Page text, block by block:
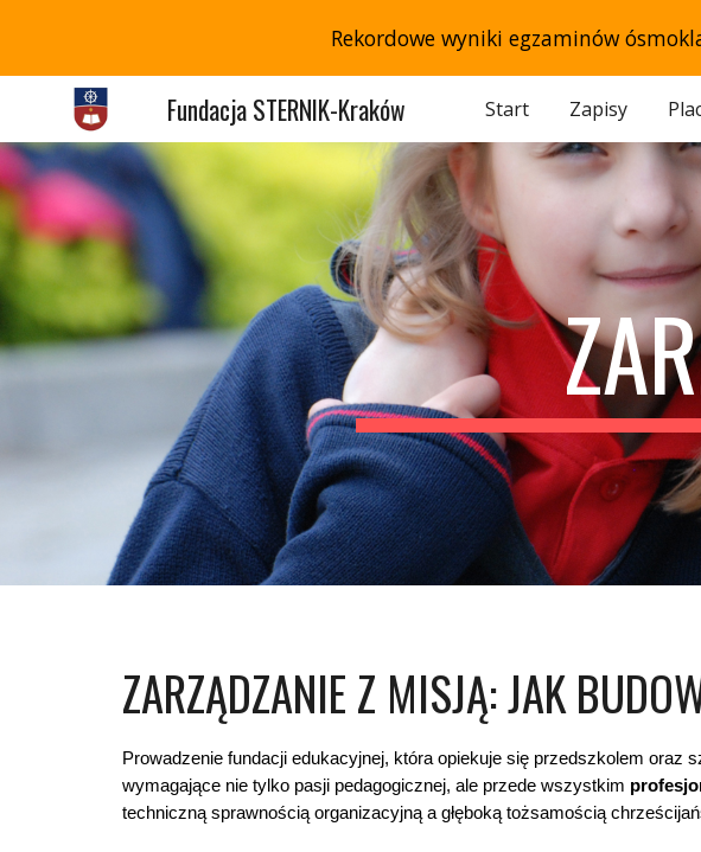
Skip to main content
Rekordowe wyniki egzaminów
Fundacja STERNIK-Kraków Start Zapisy
ZARZĄDZANIE Z MISJĄ: JAK
Prowadzenie fundacji edukacyjnej, która opiekuje się przedszkolem oraz
wymagające nie tylko pasji pedagogicznej, ale przede wszystkim
techniczną sprawnością organizacyjną a głęboką tożsamością